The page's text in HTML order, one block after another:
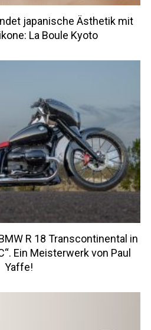
japanische Ästhetik mit
La Boule Kyoto
R 18 Transcontinental in
Ein Meisterwerk von Paul
Yaffe!